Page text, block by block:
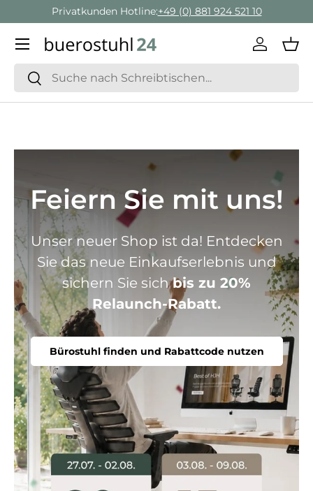
Direkt zum Inhalt
Privatkunden Hotline:+49 (0) 881 924 521 10
Suchen
Suchen
Menü
Feiern Sie mit uns!
Unser neuer Shop ist da! Entdecken
Sie das neue Einkaufserlebnis und
sichern Sie sichbis zu 20%
Relaunch-Rabatt.
Bürostuhl finden und Rabattcode nutzen